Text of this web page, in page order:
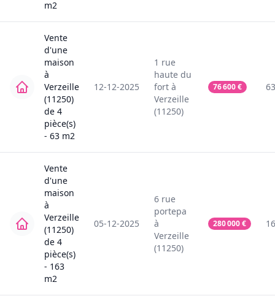
m2
Vente
d'une
maison
à
Verzeille
(11250)
de 4
pièce(s)
- 63 m2
12-12-2025
1 rue
haute du
fort à
Verzeille
(11250)
76 600€ 63
Vente
d'une
maison
à
Verzeille
(11250)
de 4
pièce(s)
- 163
m2
05-12-2025
6 rue
portepa
à
Verzeille
(11250)
280 000€